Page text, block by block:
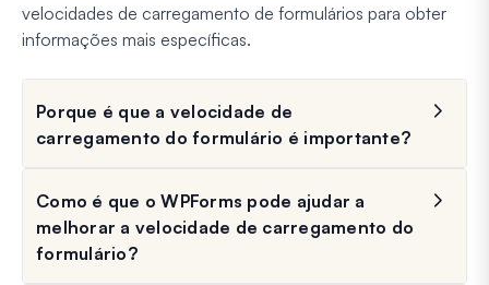
velocidades de carregamento de formulários para obter
informações mais específicas.
Porque é que a velocidade de
carregamento do formulário é importante?
Como é que o WPForms pode ajudar a
melhorar a velocidade de carregamento do
formulário?